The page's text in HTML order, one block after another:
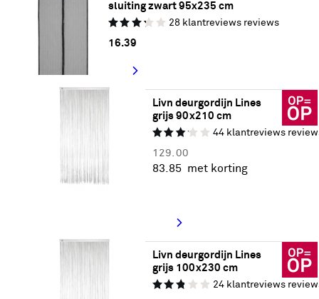
sluiting zwart 95x235 cm
28 klantreviews reviews
16.39
Livn deurgordijn Lines
grijs 90x210 cm
44 klantreviews
129. 00
83. 85 met korting
Livn deurgordijn Lines
grijs 100x230 cm
24 klantreviews